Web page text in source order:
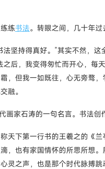
练书法。转眼之间，几十年
坚持得真好。”其实不然，
之后，我变得匆忙而开心，每
，但我一如既往，心无旁骛
融。
画家石涛的一句名言。书法创
天下第一行书的王羲之的《
，也有家国情怀的所思所想
灵之声，也是那个时代脉搏跳